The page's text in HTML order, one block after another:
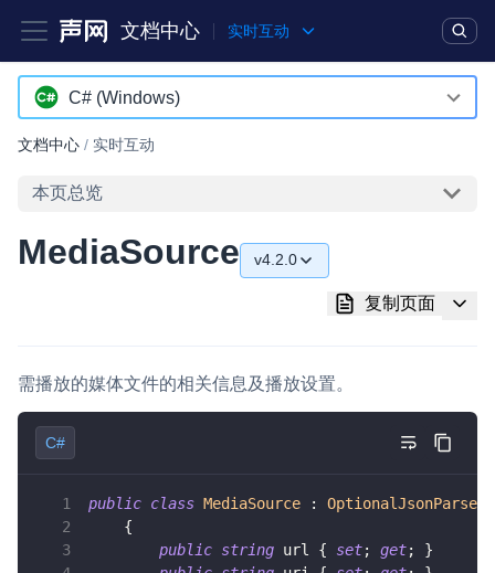
文档中心 实时互动
产品 解决方案
突破传统文字交互模式，与 AI 进行高拟真、自然流畅的实时语
扩展性和更优秀的互动效果
一整套低延时、高并发、可扩展、高可靠的实时消息及状态同步
即时通讯 IM
一整套高可靠、低时延、高并发、安全、全球化的即时聊天云服
C# (Windows)
Android
iOS
Electron
Unity
文档中心 / 实时互动
本页总览
MediaSource v4.2.0
复制页面
需播放的媒体文件的相关信息及播放设置。
C#
public class MediaSource :
OptionalJsonParse
{
public string url { set; get;
}